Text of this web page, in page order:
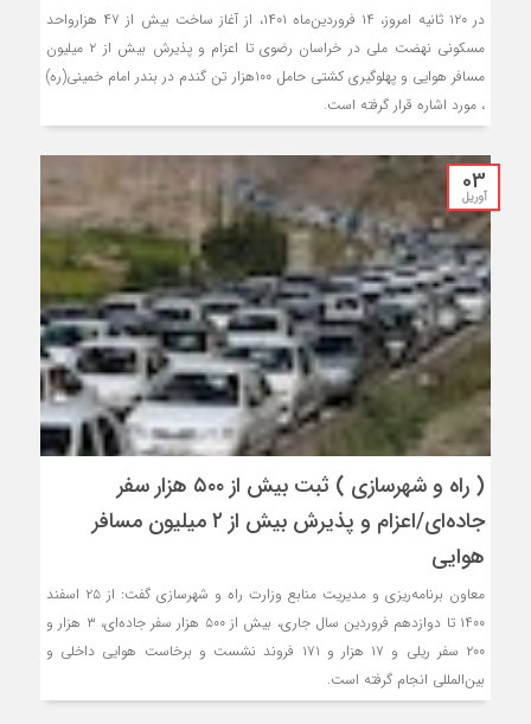
در ۱۲۰ ثانیه امروز، ۱۴ فروردین‌ماه ۱۴۰۱، از آغاز ساخت بیش از ۴۷ هزارواحد
مسکونی نهضت ملی در خراسان رضوی تا اعزام و پذیرش بیش از ۲ میلیون
مسافر هوایی و پهلوگیری کشتی حامل ۱۰۰هزار تن گندم در بندر امام خمینی(ره)
، مورد اشاره قرار گرفته است.
03
آوریل
( راه و شهرسازی ) ثبت بیش از ۵۰۰ هزار سفر
جاده‌ای/اعزام و پذیرش بیش از ۲ میلیون مسافر
هوایی
معاون برنامه‌ریزی و مدیریت منابع وزارت راه و شهرسازی گفت: از ۲۵ اسفند
۱۴۰۰ تا دوازدهم فروردین سال جاری، بیش از ۵۰۰ هزار سفر جاده‌ای، ۳ هزار و
۲۰۰ سفر ریلی و ۱۷ هزار و ۱۷۱ فروند نشست و برخاست هوایی داخلی و
بین‌المللی انجام گرفته است.